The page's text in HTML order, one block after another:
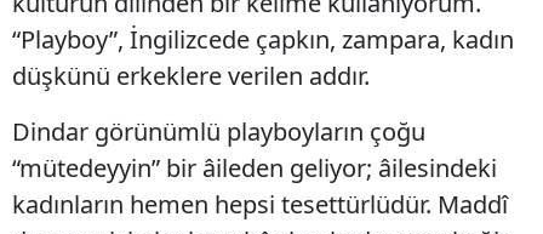
“Playboy”, İngilizcede çapkın, zampara, kadın
düşkünü erkeklere verilen addır.
Dindar görünümlü playboyların çoğu
“mütedeyyin” bir âileden geliyor; âilesindeki
kadınların hemen hepsi tesettürlüdür. Maddî